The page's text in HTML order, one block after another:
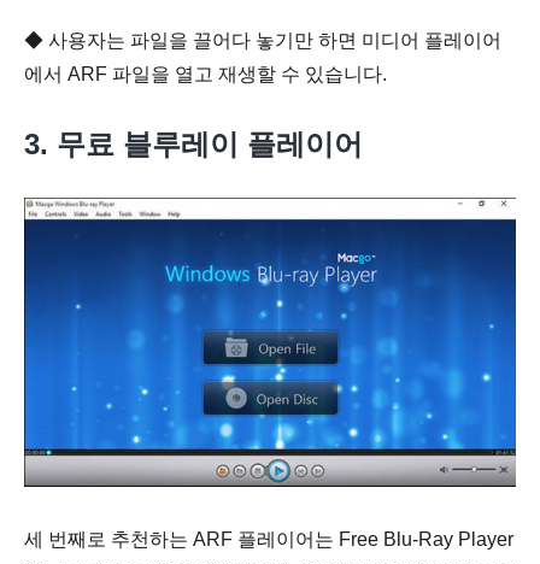
◆ 사용자는 파일을 끌어다 놓기만 하면 미디어 플레이어
에서 ARF 파일을 열고 재생할 수 있습니다.
3. 무료 블루레이 플레이어
세 번째로 추천하는 ARF 플레이어는 Free Blu-Ray Player